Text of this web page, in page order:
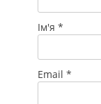
Ім'я *
Email *